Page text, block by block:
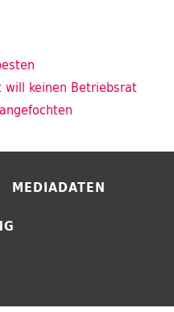
keinen Betriebsrat
MEDIADATEN